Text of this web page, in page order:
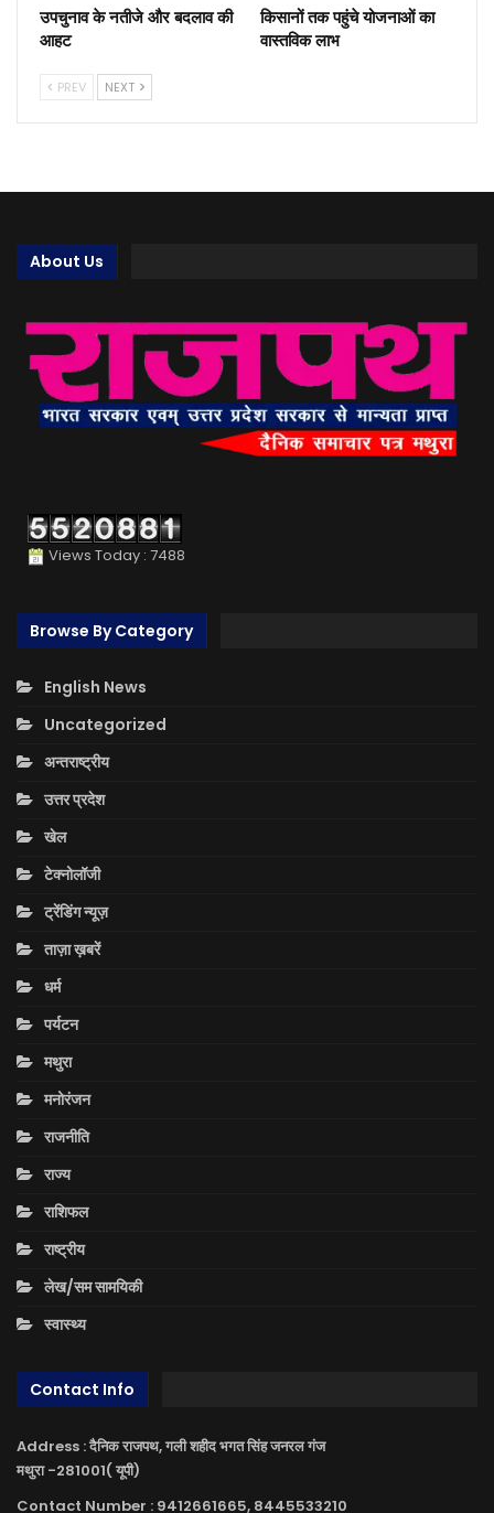
उपचुनाव के नतीजे और बदलाव की
आहट
किसानों तक पहुंचे योजनाओं का
वास्तविक लाभ
PREV NEXT
About Us
Views Today : 7488
Browse By Category
English News
Uncategorized
अन्तराष्ट्रीय
उत्तर प्रदेश
खेल
टेक्नोलॉजी
ट्रेंडिंग न्यूज़
ताज़ा ख़बरें
धर्म
पर्यटन
मथुरा
मनोरंजन
राजनीति
राज्य
राशिफल
राष्ट्रीय
लेख/सम सामयिकी
स्वास्थ्य
Contact Info
Address : दैनिक राजपथ, गली शहीद भगत सिंह जनरल गंज
मथुरा -281001( यूपी)
Contact Number : 9412661665, 8445533210